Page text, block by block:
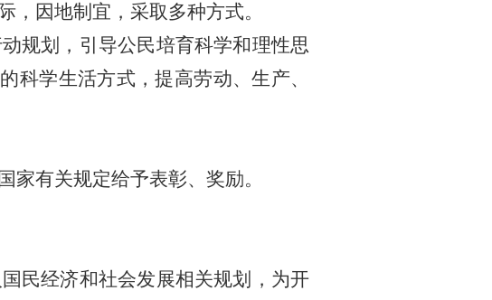
因地制宜，采取多种方式。
规划，引导公民培育科学和理性思
科学生活方式，提高劳动、生产、
有关规定给予表彰、奖励。
民经济和社会发展相关规划，为开